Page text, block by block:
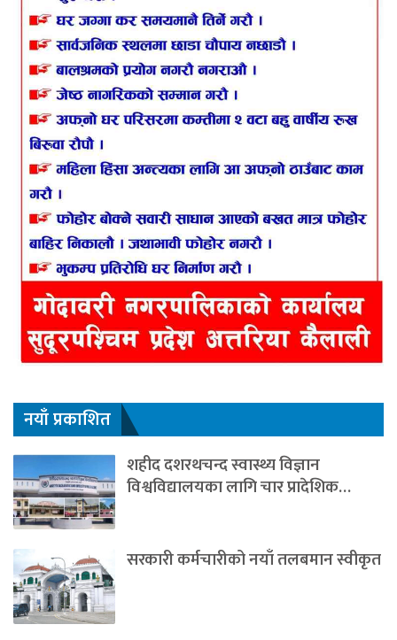
नयाँ प्रकाशित
शहीद दशरथचन्द स्वास्थ्य विज्ञान
विश्वविद्यालयका लागि चार प्रादेशिक…
सरकारी कर्मचारीको नयाँ तलबमान स्वीकृत